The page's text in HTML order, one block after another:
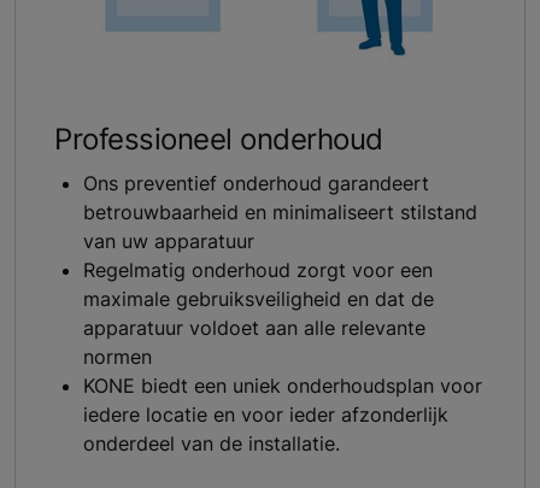
Professioneel onderhoud
Ons preventief onderhoud garandeert
betrouwbaarheid en minimaliseert stilstand
van uw apparatuur
Regelmatig onderhoud zorgt voor een
maximale gebruiksveiligheid en dat de
apparatuur voldoet aan alle relevante
normen
KONE biedt een uniek onderhoudsplan voor
iedere locatie en voor ieder afzonderlijk
onderdeel van de installatie.